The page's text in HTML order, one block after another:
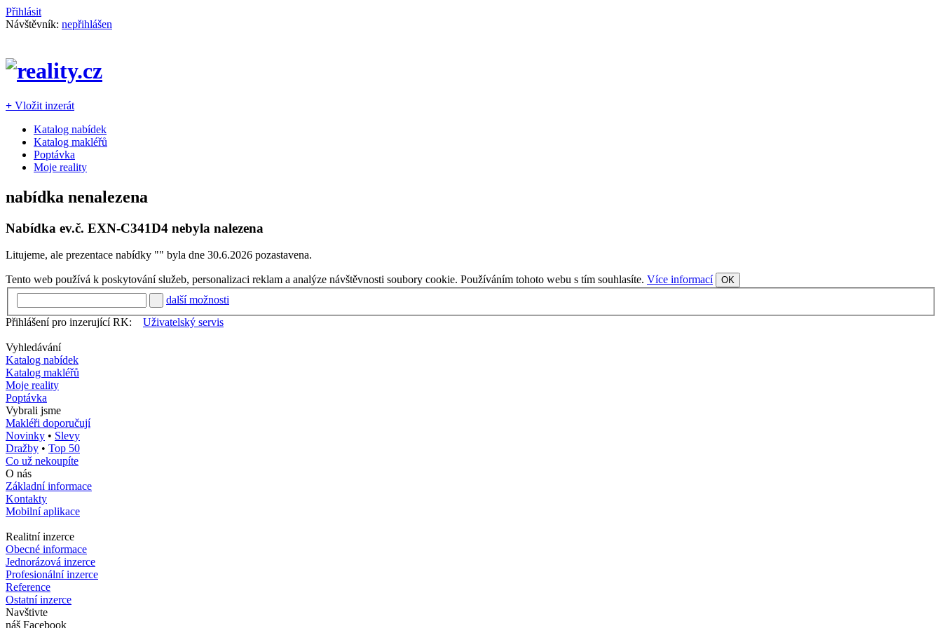
Přihlásit
Návštěvník: nepřihlášen
+ Vložit inzerát
Katalog nabídek
Katalog makléřů
Poptávka
Moje reality
nabídka nenalezena
Nabídka ev.č. EXN-C341D4 nebyla nalezena
Litujeme, ale prezentace nabídky "" byla dne 30.6.2026 pozastavena.
Tento web používá k poskytování služeb, personalizaci reklam a analýze návštěvnosti soubory cookie. Používáním tohoto webu s tím souhlasíte. Více informací OK
další možnosti
Přihlášení pro inzerující RK:
Uživatelský servis
Vyhledávání
Katalog nabídek
Katalog makléřů
Moje reality
Poptávka
Vybrali jsme
Makléři doporučují
Novinky • Slevy
Dražby • Top 50
Co už nekoupíte
O nás
Základní informace
Kontakty
Mobilní aplikace
Realitní inzerce
Obecné informace
Jednorázová inzerce
Profesionální inzerce
Reference
Ostatní inzerce
Navštivte
náš Facebook